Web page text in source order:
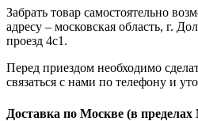
Забрать товар самостоятельно
адресу – московская область, г.
проезд 4с1.
Перед приездом необходимо
связаться с нами по телефону и
Доставка по Москве (в